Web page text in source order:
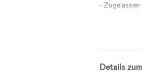
- Zugelassen
-
Details